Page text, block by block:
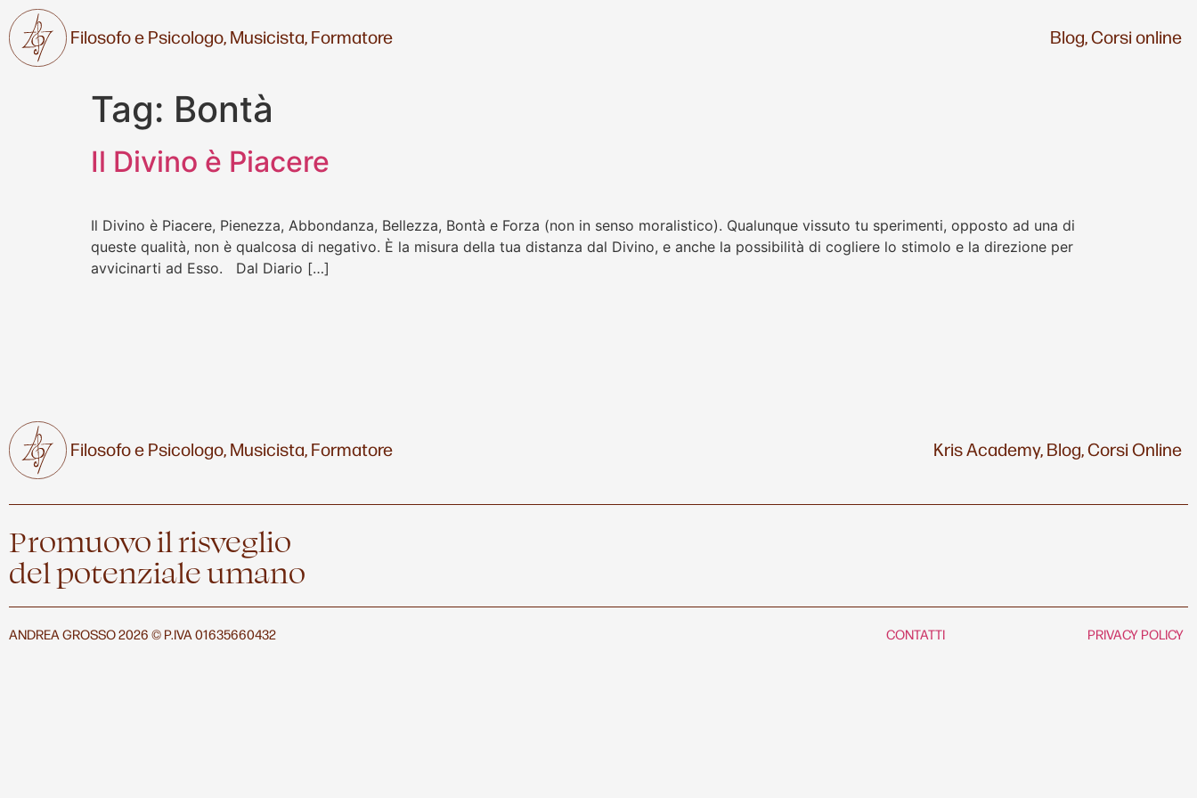
Filosofo e Psicologo,Musicista,Formatore Blog,Corsi online
Tag: Bontà
Il Divino è Piacere
Il Divino è Piacere, Pienezza, Abbondanza, Bellezza, Bontà e Forza (non in senso moralistico). Qualunque vissuto tu sperimenti, opposto ad una di
queste qualità, non è qualcosa di negativo. È la misura della tua distanza dal Divino, e anche la possibilità di cogliere lo stimolo e la direzione per
avvicinarti ad Esso. Dal Diario […]
Filosofo e Psicologo,Musicista,Formatore Kris Academy,Blog,Corsi Online
Promuovo il risveglio
del potenziale umano
ANDREA GROSSO 2026 © P.IVA 01635660432 CONTATTI PRIVACY POLICY